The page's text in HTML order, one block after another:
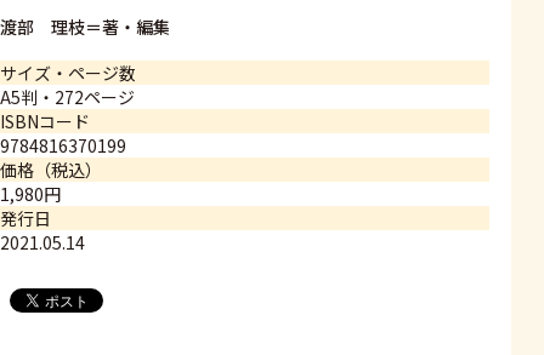
渡部 理枝＝著・編集
サイズ・ページ数
A5判・272ページ
ISBNコード
9784816370199
価格（税込）
1,980円
発行日
2021.05.14